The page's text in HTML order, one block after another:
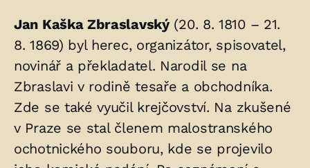
Životopis
osoby/osob
uložených
v
hrobu:
Jan Kaška Zbraslavský(20. 8. 1810 – 21.
8. 1869) byl herec, organizátor, spisovatel,
novinář a překladatel. Narodil se na
Zbraslavi v rodině tesaře a obchodníka.
Zde se také vyučil krejčovství. Na zkušené
v Praze se stal členem malostranského
ochotnického souboru, kde se projevilo